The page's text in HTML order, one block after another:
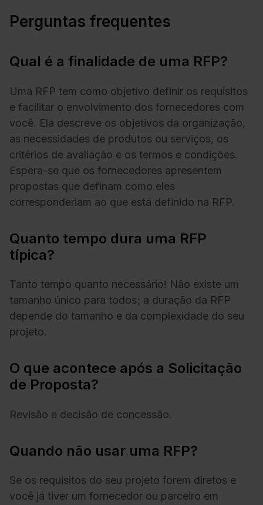
Perguntas frequentes
Qual é a finalidade de uma RFP?
Uma RFP tem como objetivo definir os requisitos
e facilitar o envolvimento dos fornecedores com
você. Ela descreve os objetivos da organização,
as necessidades de produtos ou serviços, os
critérios de avaliação e os termos e condições.
Espera-se que os fornecedores apresentem
propostas que definam como eles
corresponderiam ao que está definido na RFP.
Quanto tempo dura uma RFP
típica?
Tanto tempo quanto necessário! Não existe um
tamanho único para todos; a duração da RFP
depende do tamanho e da complexidade do seu
projeto.
O que acontece após a Solicitação
de Proposta?
Revisão e decisão de concessão.
Quando não usar uma RFP?
Se os requisitos do seu projeto forem diretos e
você já tiver um fornecedor ou parceiro em